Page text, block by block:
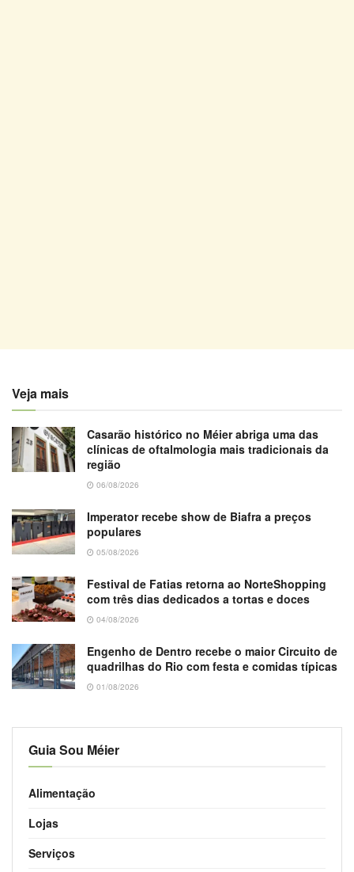
Veja mais
Casarão histórico no Méier abriga uma das
clínicas de oftalmologia mais tradicionais da
região
06/08/2026
Imperator recebe show de Biafra a preços
populares
05/08/2026
Festival de Fatias retorna ao NorteShopping
com três dias dedicados a tortas e doces
04/08/2026
Engenho de Dentro recebe o maior Circuito de
quadrilhas do Rio com festa e comidas típicas
01/08/2026
Guia Sou Méier
Alimentação
Lojas
Serviços